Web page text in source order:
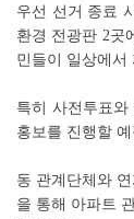
우선 선거 종료
환경 전광판 2곳
민들이 일상에서
특히 사전투표
홍보를 진행할
동 관계단체와
을 통해 아파트